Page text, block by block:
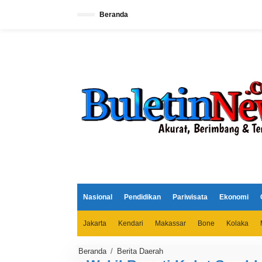
Beranda
Nasional Pendidikan Pariwisata Ekonomi
Jakarta Kendari Makassar Bone Kolaka
Beranda / Berita Daerah
a